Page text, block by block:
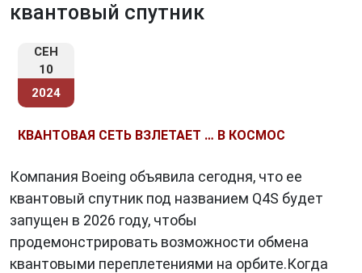
квантовый спутник
СЕН
10
2024
КВАНТОВАЯ СЕТЬ ВЗЛЕТАЕТ … В КОСМОС
Компания Boeing объявила сегодня, что ее
квантовый спутник под названием Q4S будет
запущен в 2026 году, чтобы
продемонстрировать возможности обмена
квантовыми переплетениями на орбите.Когда